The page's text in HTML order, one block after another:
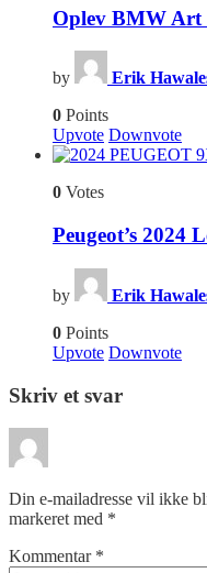
Oplev BMW Art
by Erik
0 Points
Upvote Downvote
0 Votes
Peugeot’s 2024
by Erik
0 Points
Upvote Downvote
Skriv et svar
Din e-mailadresse vil ikke
markeret med *
Kommentar *